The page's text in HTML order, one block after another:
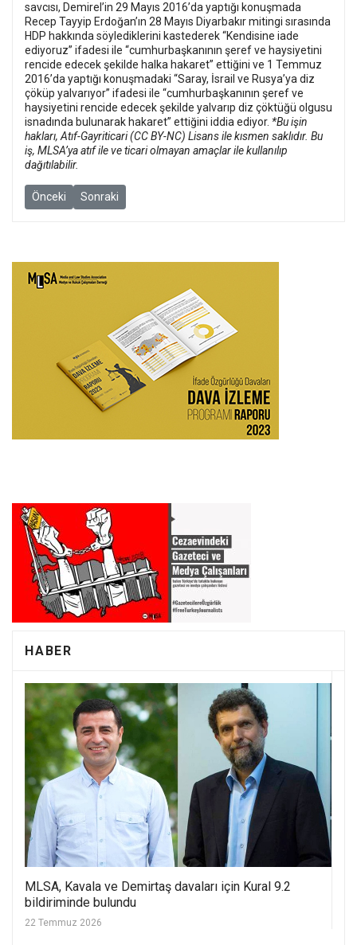
savcısı, Demirel’in 29 Mayıs 2016’da yaptığı konuşmada
Recep Tayyip Erdoğan’ın 28 Mayıs Diyarbakır mitingi sırasında
HDP hakkında söylediklerini kastederek “Kendisine iade
ediyoruz” ifadesi ile “cumhurbaşkanının şeref ve haysiyetini
rencide edecek şekilde halka hakaret” ettiğini ve 1 Temmuz
2016’da yaptığı konuşmadaki “Saray, İsrail ve Rusya’ya diz
çöküp yalvarıyor” ifadesi ile “cumhurbaşkanının şeref ve
haysiyetini rencide edecek şekilde yalvarıp diz çöktüğü olgusu
isnadında bulunarak hakaret” ettiğini iddia ediyor. *Bu işin
hakları, Atıf-Gayriticari (CC BY-NC) Lisans ile kısmen saklıdır. Bu
iş, MLSA’ya atıf ile ve ticari olmayan amaçlar ile kullanılıp
dağıtılabilir.
Önceki makale: Gazeteci Zekine Türkeri ve HDP’li siyasetçilerin
Önceki Sonraki makale: Gazeteci Bayık’ın yargılandığı
Sonraki
HABER
MLSA, Kavala ve Demirtaş davaları için Kural 9.2
bildiriminde bulundu
22 Temmuz 2026